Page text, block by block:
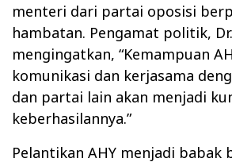
menteri dari partai oposisi
hambatan. Pengamat politik,
mengingatkan, “Kemampuan
komunikasi dan kerjasama
dan partai lain akan menjadi
keberhasilannya.”
Pelantikan AHY menjadi babak